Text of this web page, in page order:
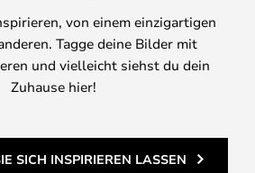
von einem einzigartigen
Tagge deine Bilder mit
und vielleicht siehst du dein
Zuhause hier!
SICH INSPIRIEREN LASSEN